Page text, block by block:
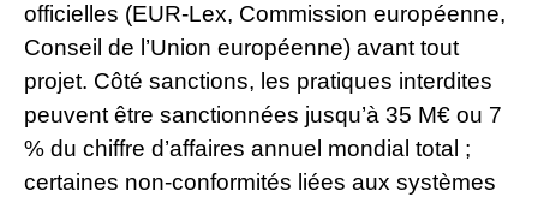
officielles (EUR-Lex, Commission européenne,
Conseil de l’Union européenne) avant tout
projet. Côté sanctions, les pratiques interdites
peuvent être sanctionnées jusqu’à 35 M€ ou 7
% du chiffre d’affaires annuel mondial total ;
certaines non-conformités liées aux systèmes